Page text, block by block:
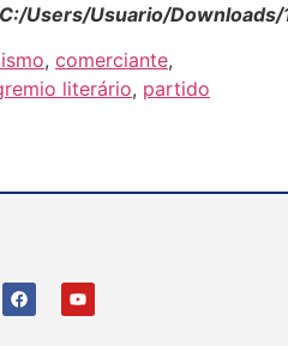
Users/Usuario/
, comerciante,
literário, partido